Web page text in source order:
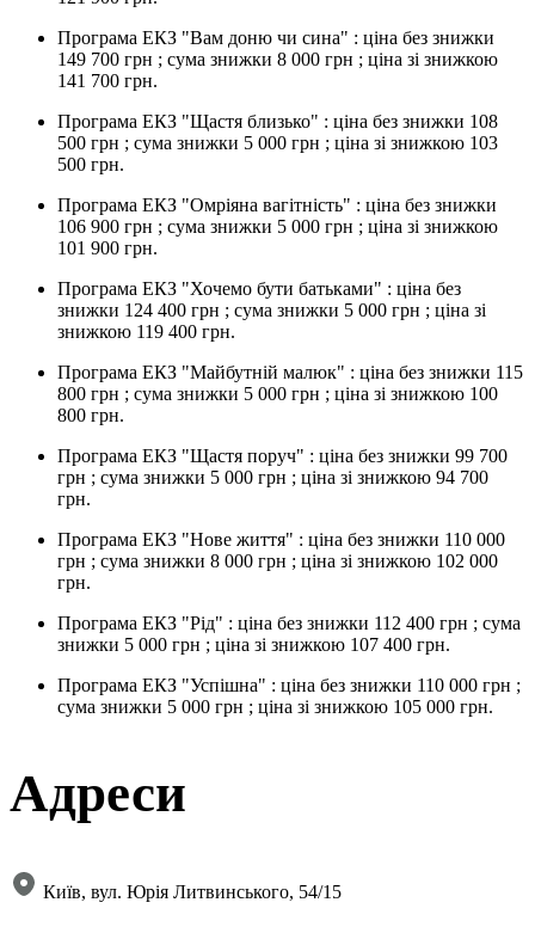
Програма ЕКЗ "Вам доню чи сина" : ціна без знижки
149 700 грн ; сума знижки 8 000 грн ; ціна зі знижкою
141 700 грн.
Програма ЕКЗ "Щастя близько" : ціна без знижки 108
500 грн ; сума знижки 5 000 грн ; ціна зі знижкою 103
500 грн.
Програма ЕКЗ "Омріяна вагітність" : ціна без знижки
106 900 грн ; сума знижки 5 000 грн ; ціна зі знижкою
101 900 грн.
Програма ЕКЗ "Хочемо бути батьками" : ціна без
знижки 124 400 грн ; сума знижки 5 000 грн ; ціна зі
знижкою 119 400 грн.
Програма ЕКЗ "Майбутній малюк" : ціна без знижки 115
800 грн ; сума знижки 5 000 грн ; ціна зі знижкою 100
800 грн.
Програма ЕКЗ "Щастя поруч" : ціна без знижки 99 700
грн ; сума знижки 5 000 грн ; ціна зі знижкою 94 700
грн.
Програма ЕКЗ "Нове життя" : ціна без знижки 110 000
грн ; сума знижки 8 000 грн ; ціна зі знижкою 102 000
грн.
Програма ЕКЗ "Рід" : ціна без знижки 112 400 грн ; сума
знижки 5 000 грн ; ціна зі знижкою 107 400 грн.
Програма ЕКЗ "Успішна" : ціна без знижки 110 000 грн ;
сума знижки 5 000 грн ; ціна зі знижкою 105 000 грн.
Адреси
Київ, вул. Юрія Литвинського, 54/15